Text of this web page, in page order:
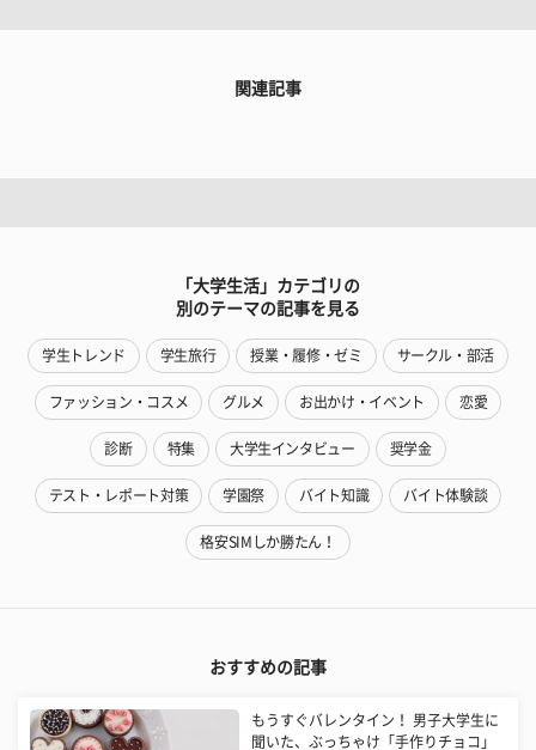
関連記事
「大学生活」カテゴリの
別のテーマの記事を見る
学生トレンド 学生旅行 授業・履修・ゼミ サークル・部活
ファッション・コスメ グルメ お出かけ・イベント 恋愛
診断 特集 大学生インタビュー 奨学金
テスト・レポート対策 学園祭 バイト知識 バイト体験談
格安SIMしか勝たん！
おすすめの記事
もうすぐバレンタイン！ 男子大学生に
聞いた、ぶっちゃけ「手作りチョコ」